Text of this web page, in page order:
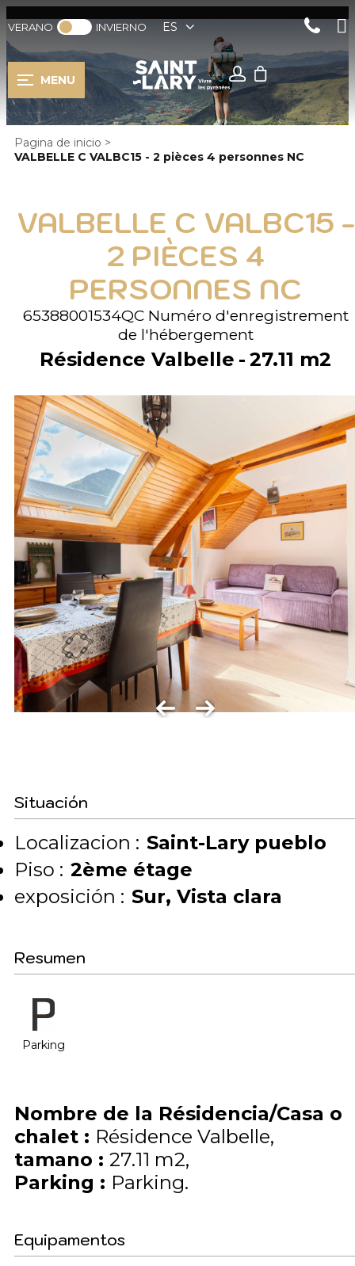
VERANO INVIERNO ES
MENU
Pagina de inicio >
VALBELLE C VALBC15 - 2 pièces 4 personnes NC
VALBELLE C VALBC15 -
2 PIÈCES 4
PERSONNES NC
65388001534QC Numéro d'enregistrement
de l'hébergement
Résidence Valbelle 27.11 m2
Situación
Localizacion : Saint-Lary pueblo
Piso : 2ème étage
exposición : Sur Vista clara
Resumen
Parking
Nombre de la Résidencia/Casa o
chalet : Résidence Valbelle
tamano : 27.11 m2
Parking : Parking
Equipamentos